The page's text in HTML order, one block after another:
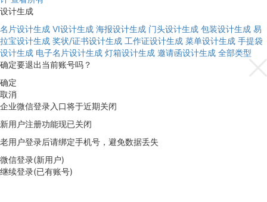
设计生成
名片设计生成 VI设计生成 海报设计生成 门头设计生成 包装设计生成 易
拉宝设计生成 奖状/证书设计生成 工作证设计生成 菜单设计生成 手提袋
设计生成 电子名片设计生成 灯箱设计生成 邀请函设计生成 全部类型
确定要退出当前账号吗？
确定
取消
企业微信登录入口将于近期关闭
新用户注册功能现已关闭
老用户登录后请绑定手机号，避免数据丢失
微信登录(新用户)
继续登录(已有账号)